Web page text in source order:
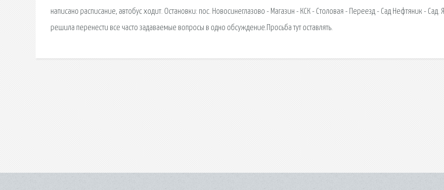
написано расписание, автобус ходит. Остановки: пос. Новосинеглазово - Магазин - КСК - Столовая - Переезд - Сад Нефтяник - Сад. Я
решила перенести все часто задаваемые вопросы в одно обсуждение.Просьба тут оставлять.